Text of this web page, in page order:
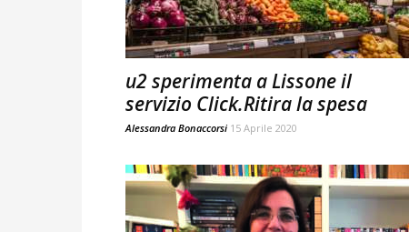
u2 sperimenta a Lissone il
servizio Click.Ritira la spesa
Alessandra Bonaccorsi 15 Aprile 2020